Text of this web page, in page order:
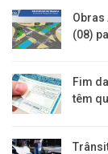
Obras
(08)
Fim
têm